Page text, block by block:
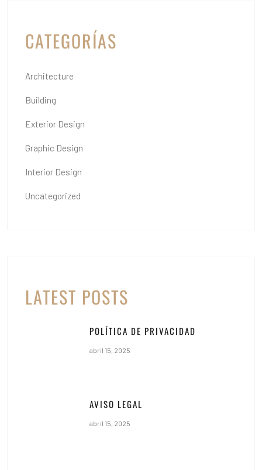
CATEGORÍAS
Architecture
Building
Exterior Design
Graphic Design
Interior Design
Uncategorized
LATEST POSTS
POLÍTICA DE PRIVACIDAD
abril 15, 2025
AVISO LEGAL
abril 15, 2025